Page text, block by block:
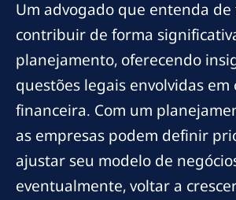
Um advogado que entenda
contribuir de forma
planejamento, oferecendo
questões legais envolvidas em
financeira. Com um
as empresas podem definir
ajustar seu modelo de
eventualmente, voltar a